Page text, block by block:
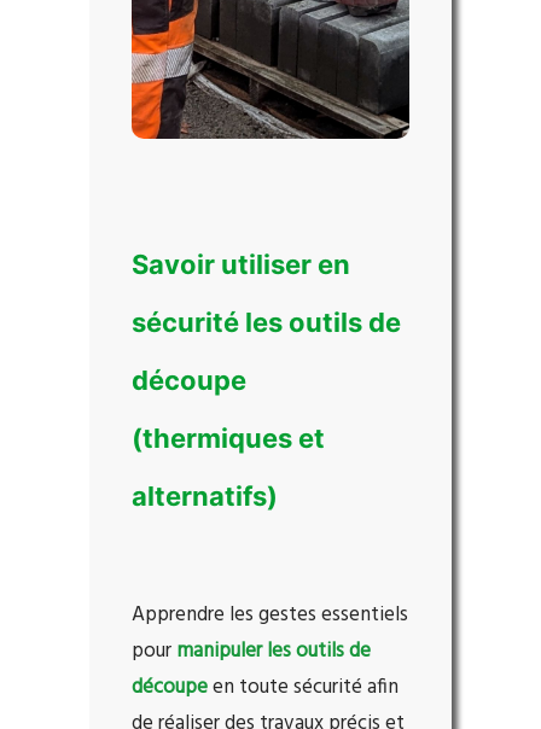
Savoir utiliser en
sécurité les outils de
découpe
(thermiques et
alternatifs)
Apprendre les gestes essentiels
pourmanipuler les outils de
découpeen toute sécurité afin